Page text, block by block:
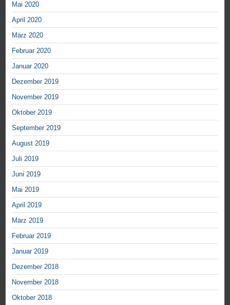
Mai 2020
April 2020
März 2020
Februar 2020
Januar 2020
Dezember 2019
November 2019
Oktober 2019
September 2019
August 2019
Juli 2019
Juni 2019
Mai 2019
April 2019
März 2019
Februar 2019
Januar 2019
Dezember 2018
November 2018
Oktober 2018